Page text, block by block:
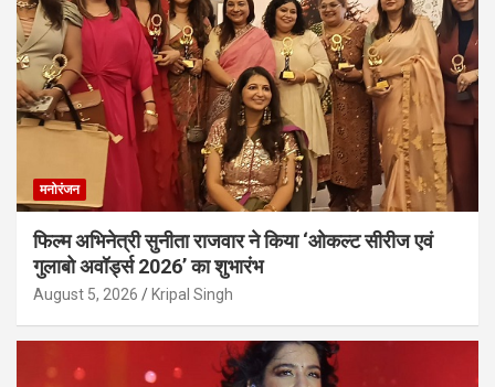
मनोरंजन
फिल्म अभिनेत्री सुनीता राजवार ने किया ‘ओकल्ट सीरीज एवं
गुलाबो अवॉर्ड्स 2026’ का शुभारंभ
August 5, 2026 Kripal Singh